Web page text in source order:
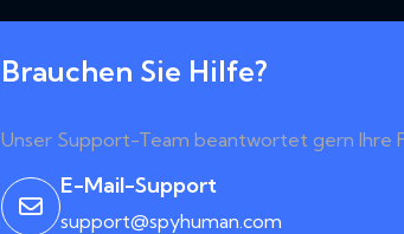
Brauchen Sie Hilfe?
Unser Support-Team beantwortet gern Ihre
E-Mail-Support
support@spyhuman.com